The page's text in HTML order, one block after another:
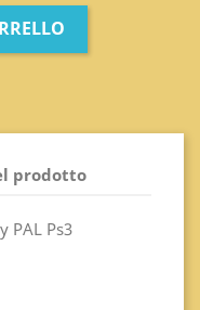
prodotto
PAL Ps3